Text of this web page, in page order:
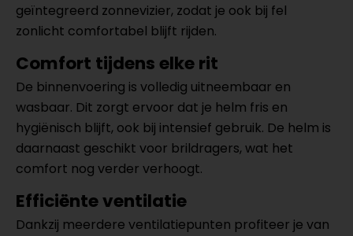
geïntegreerd zonnevizier, zodat je ook bij fel
zonlicht comfortabel blijft rijden.
Comfort tijdens elke rit
De binnenvoering is volledig uitneembaar en
wasbaar. Dit zorgt ervoor dat je helm fris en
hygiënisch blijft, ook bij intensief gebruik. De helm is
daarnaast geschikt voor brildragers, wat het
comfort nog verder verhoogt.
Efficiënte ventilatie
Dankzij meerdere ventilatiepunten profiteer je van